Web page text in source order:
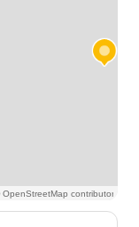
et pièges
à votre niveau
DELF et